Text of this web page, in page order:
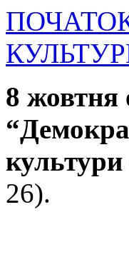
8 жовтня
культури
26).